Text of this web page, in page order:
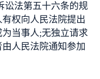
讼法第五十六条的规
权向人民法院提出
当事人;无独立请求
人民法院通知参加